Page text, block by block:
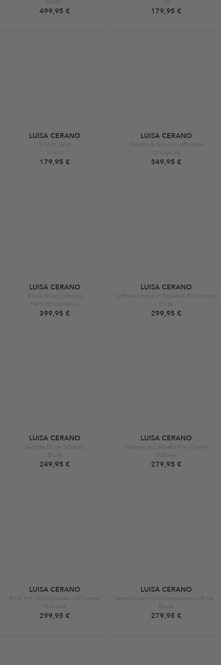
499,95 € 179,95 €
LUISA CERANO
T-Shirt sand
T-Shirt
179,95 €
LUISA CERANO
Feinstrick-Blouson off-white
Strickjacke
349,95 €
LUISA CERANO
Blusenkleid Schwarz
Hemdblusenkleid
399,95 €
LUISA CERANO
Softshell Hose in Tapered-Fit Schwarz
Hose
299,95 €
LUISA CERANO
Leichte Bluse Schwarz
Bluse
249,95 €
LUISA CERANO
Pullover aus Alpaka-Mix Creme
Pullover
279,95 €
LUISA CERANO
Rock mit Glitzersteinen soft camel
Midirock
299,95 €
LUISA CERANO
Bluse
279,95 €